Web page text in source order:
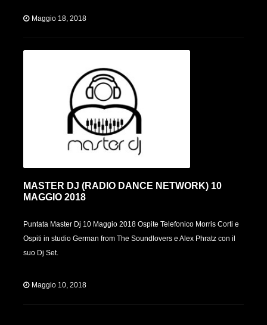
Maggio 18, 2018
MASTER DJ (RADIO DANCE NETWORK) 10
MAGGIO 2018
Puntata Master Dj 10 Maggio 2018 Ospite Telefonico Morris Corti e
Ospiti in studio German from The Soundlovers e Alex Phratz con il
suo Dj Set.
Maggio 10, 2018